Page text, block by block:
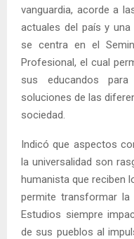
vanguardia, acorde a
actuales del país y
se centra en el
Profesional, el cual
sus educandos
soluciones de las
sociedad.
Indicó que aspectos
la universalidad son
humanista que reciben
permite transformar la
Estudios siempre
de sus pueblos al